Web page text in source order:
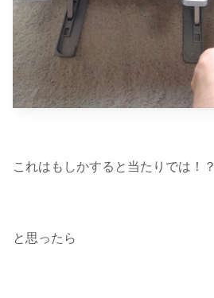
これはもしかすると当たりでは！？
と思ったら